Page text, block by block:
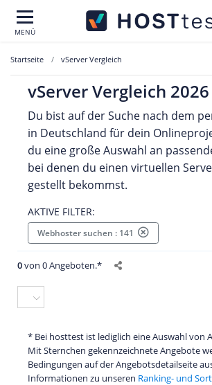
MENÜ
Startseite vServer Vergleich
vServer Vergleich 2026
Du bist auf der Suche nach dem
in Deutschland für dein
du eine große Auswahl an
bei denen du einen virtuellen
gestellt bekommst.
AKTIVE FILTER:
Webhoster suchen : 141
0von 0 Angeboten.*
* Bei hosttest ist lediglich eine Auswahl von
Mit Sternchen gekennzeichnete Angebote
Bedingungen auf der Angebotsdetailseite
Informationen zu unseren Ranking- und